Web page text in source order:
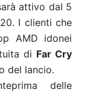
attivo dal 5
I clienti che
AMD idonei
di Far Cry
del lancio.
delle